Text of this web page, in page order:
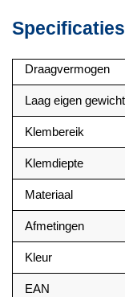
Draagvermogen
Laag eigen gewicht
Klembereik
Klemdiepte
Materiaal
Afmetingen
Kleur
EAN